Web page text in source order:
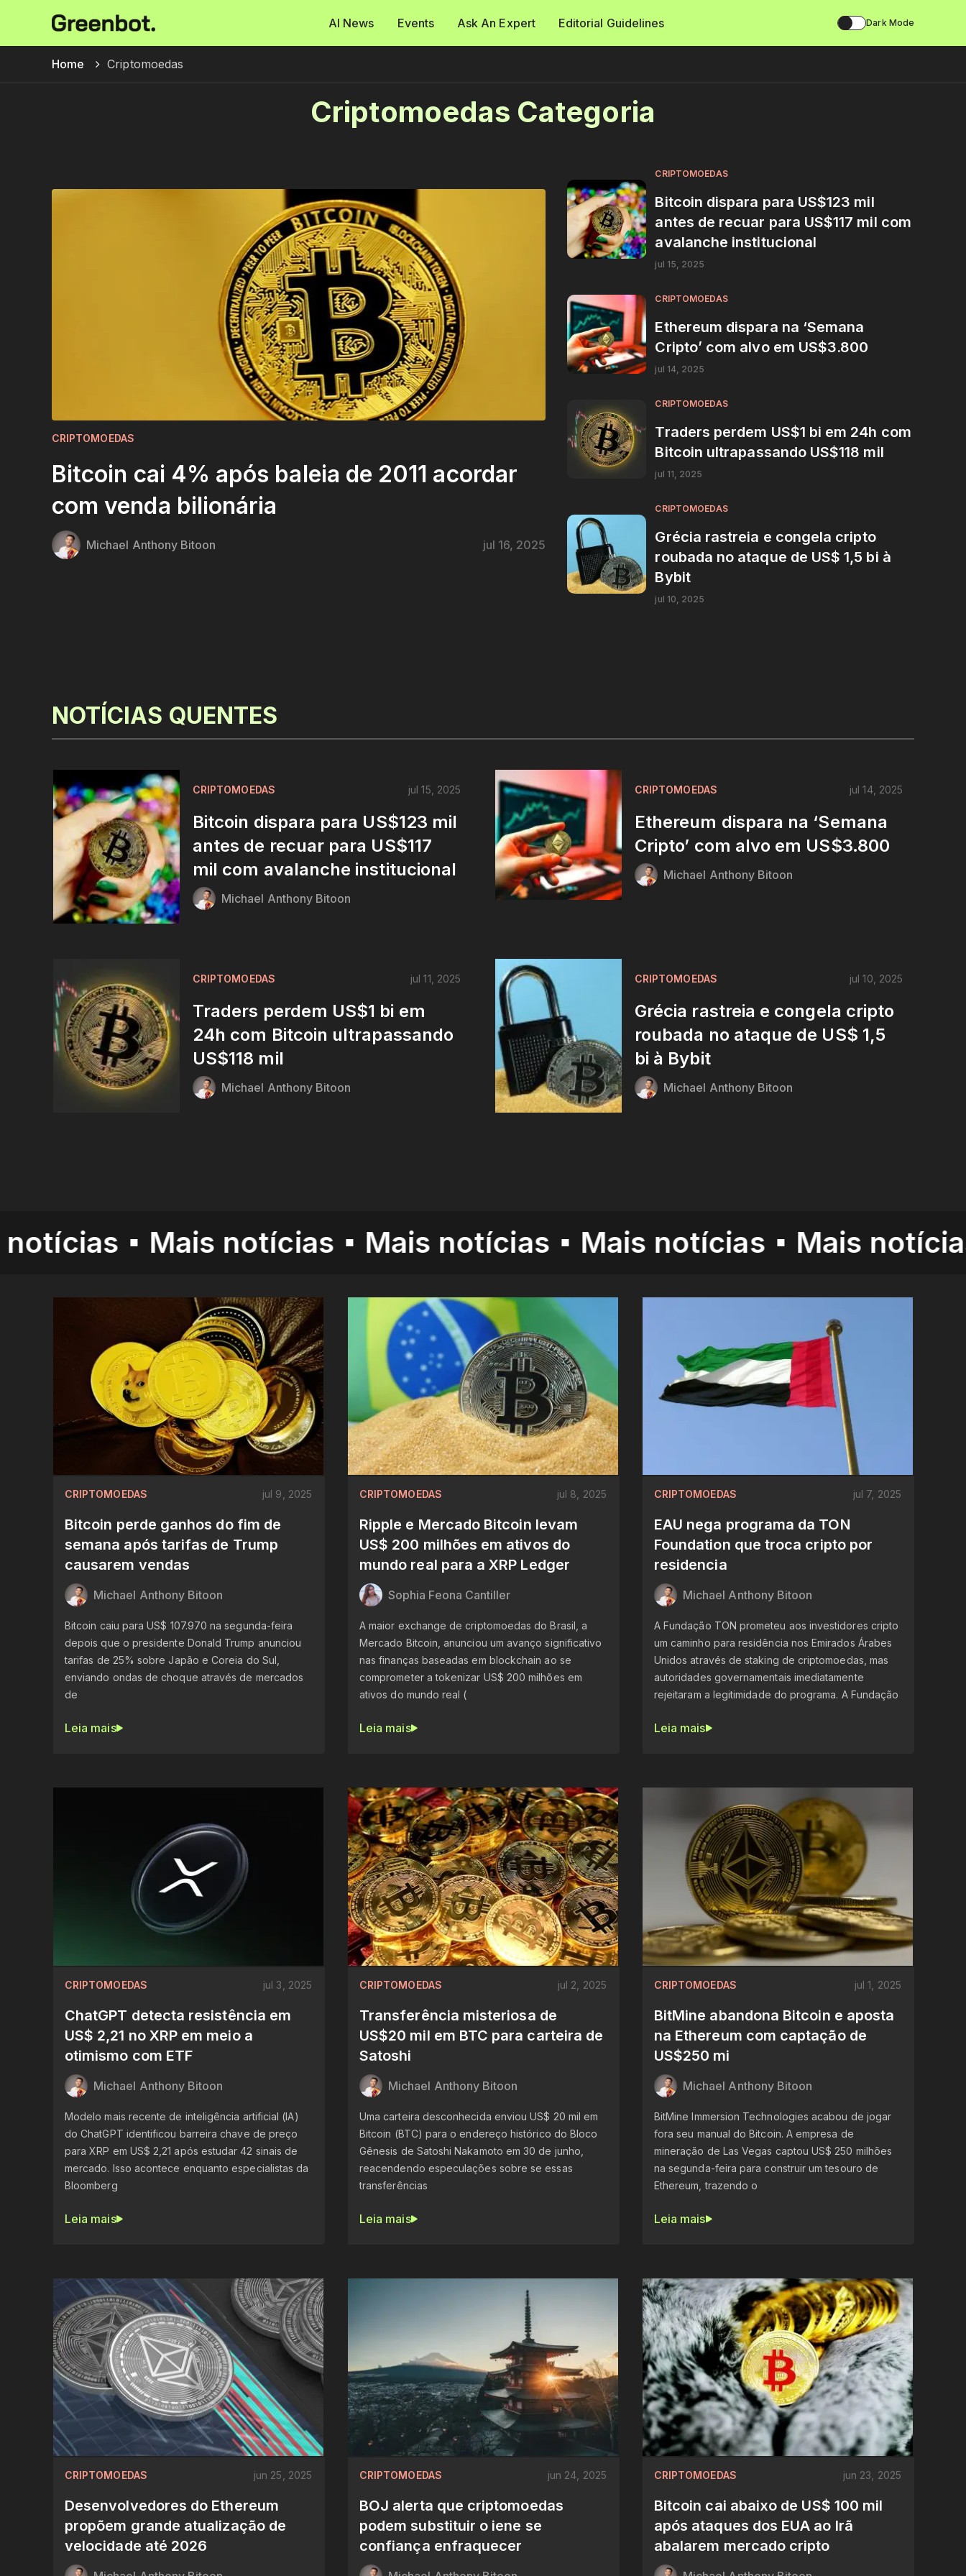
AI News Events Ask An Expert Editorial Guidelines Dark Mode
Home Criptomoedas
Criptomoedas Categoria
CRIPTOMOEDAS
Bitcoin cai 4% após baleia de 2011 acordar
com venda bilionária
Michael Anthony Bitoon jul 16, 2025
CRIPTOMOEDAS
Bitcoin dispara para US$123 mil
antes de recuar para US$117 mil com
avalanche institucional
jul 15, 2025
CRIPTOMOEDAS
Ethereum dispara na ‘Semana
Cripto’ com alvo em US$3.800
jul 14, 2025
CRIPTOMOEDAS
Traders perdem US$1 bi em 24h com
Bitcoin ultrapassando US$118 mil
jul 11, 2025
CRIPTOMOEDAS
Grécia rastreia e congela cripto
roubada no ataque de US$ 1,5 bi à
Bybit
jul 10, 2025
NOTÍCIAS QUENTES
CRIPTOMOEDAS jul 15, 2025
Bitcoin dispara para US$123 mil
antes de recuar para US$117
mil com avalanche institucional
Michael Anthony Bitoon
CRIPTOMOEDAS jul 14, 2025
Ethereum dispara na ‘Semana
Cripto’ com alvo em US$3.800
Michael Anthony Bitoon
CRIPTOMOEDAS jul 11, 2025
Traders perdem US$1 bi em
24h com Bitcoin ultrapassando
US$118 mil
Michael Anthony Bitoon
CRIPTOMOEDAS jul 10, 2025
Grécia rastreia e congela cripto
roubada no ataque de US$ 1,5
bi à Bybit
Michael Anthony Bitoon
Mais notícias Mais notícias Mais notícias Mais notícias
CRIPTOMOEDAS jul 9, 2025
Bitcoin perde ganhos do fim de
semana após tarifas de Trump
causarem vendas
Michael Anthony Bitoon
Bitcoin caiu para US$ 107.970 na segunda-feira
depois que o presidente Donald Trump anunciou
tarifas de 25% sobre Japão e Coreia do Sul,
enviando ondas de choque através de mercados
de
Leia mais
CRIPTOMOEDAS jul 8, 2025
Ripple e Mercado Bitcoin levam
US$ 200 milhões em ativos do
mundo real para a XRP Ledger
Sophia Feona Cantiller
A maior exchange de criptomoedas do Brasil, a
Mercado Bitcoin, anunciou um avanço significativo
nas finanças baseadas em blockchain ao se
comprometer a tokenizar US$ 200 milhões em
ativos do mundo real (
Leia mais
CRIPTOMOEDAS jul 7, 2025
EAU nega programa da TON
Foundation que troca cripto por
residencia
Michael Anthony Bitoon
A Fundação TON prometeu aos investidores cripto
um caminho para residência nos Emirados Árabes
Unidos através de staking de criptomoedas, mas
autoridades governamentais imediatamente
rejeitaram a legitimidade do programa. A Fundação
Leia mais
CRIPTOMOEDAS jul 3, 2025
ChatGPT detecta resistência em
US$ 2,21 no XRP em meio a
otimismo com ETF
Michael Anthony Bitoon
Modelo mais recente de inteligência artificial (IA)
do ChatGPT identificou barreira chave de preço
para XRP em US$ 2,21 após estudar 42 sinais de
mercado. Isso acontece enquanto especialistas da
Bloomberg
Leia mais
CRIPTOMOEDAS jul 2, 2025
Transferência misteriosa de
US$20 mil em BTC para carteira de
Satoshi
Michael Anthony Bitoon
Uma carteira desconhecida enviou US$ 20 mil em
Bitcoin (BTC) para o endereço histórico do Bloco
Gênesis de Satoshi Nakamoto em 30 de junho,
reacendendo especulações sobre se essas
transferências
Leia mais
CRIPTOMOEDAS jul 1, 2025
BitMine abandona Bitcoin e aposta
na Ethereum com captação de
US$250 mi
Michael Anthony Bitoon
BitMine Immersion Technologies acabou de jogar
fora seu manual do Bitcoin. A empresa de
mineração de Las Vegas captou US$ 250 milhões
na segunda-feira para construir um tesouro de
Ethereum, trazendo o
Leia mais
CRIPTOMOEDAS jun 25, 2025
Desenvolvedores do Ethereum
propõem grande atualização de
velocidade até 2026
CRIPTOMOEDAS jun 24, 2025
BOJ alerta que criptomoedas
podem substituir o iene se
confiança enfraquecer
CRIPTOMOEDAS jun 23, 2025
Bitcoin cai abaixo de US$ 100 mil
após ataques dos EUA ao Irã
abalarem mercado cripto